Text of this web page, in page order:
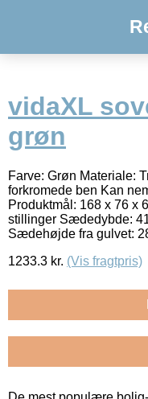
vidaXL
grøn
Farve: Grøn Materiale:
forkromede ben Kan
Produktmål: 168 x 76 x
stillinger Sædedybde:
Sædehøjde fra gulvet:
1233.3 kr. (Vis fragtpris)